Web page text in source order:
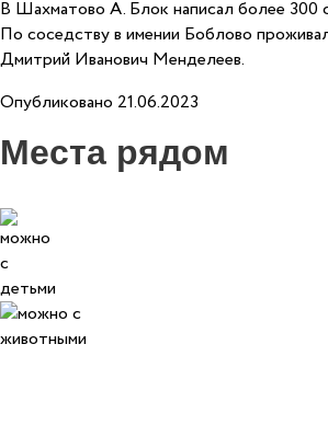
В Шахматово А. Блок написал более 300
По соседству в имении Боблово
Дмитрий Иванович Менделеев.
Опубликовано 21.06.2023
Места рядом